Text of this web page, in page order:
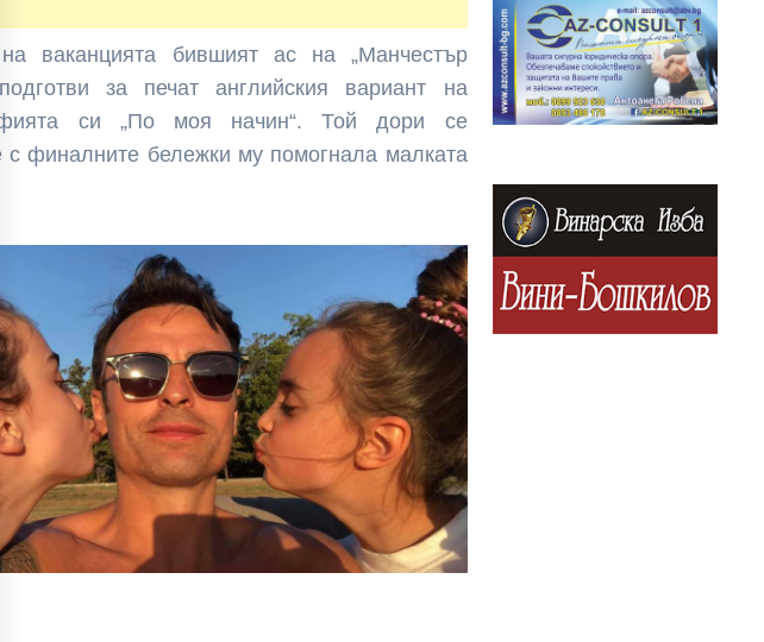
ваканцията бившият ас на „Манчестър
за печат английския вариант на
си „По моя начин“. Той дори се
с финалните бележки му помогнала малката